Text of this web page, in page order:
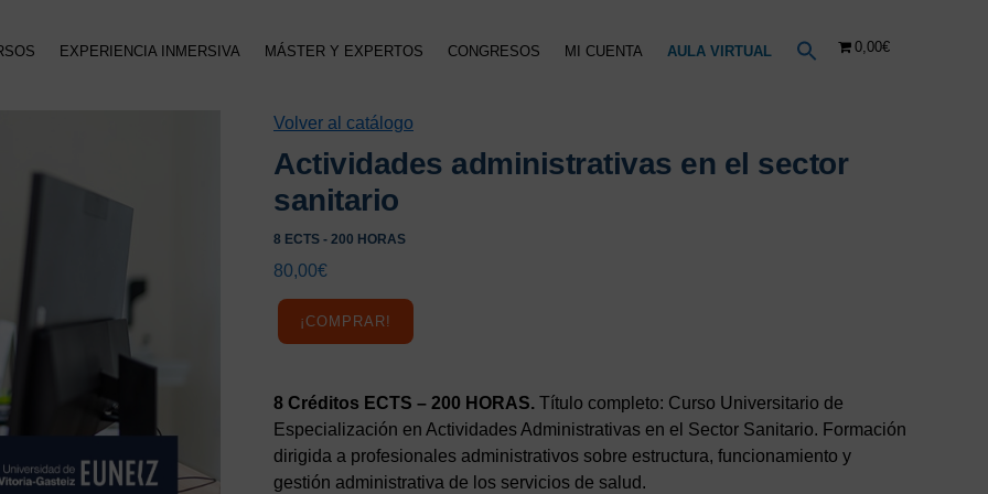
EXPERIENCIA INMERSIVA MÁSTER Y EXPERTOS CONGRESOS MI CUENTA AULA VIRTUAL 0,00€
Volver al catálogo
Actividades administrativas en el sector
sanitario
8 ECTS - 200 HORAS
80,00€
¡COMPRAR!
8 Créditos ECTS – 200 HORAS. Título completo: Curso Universitario de
Especialización en Actividades Administrativas en el Sector Sanitario. Formación
dirigida a profesionales administrativos sobre estructura, funcionamiento y
gestión administrativa de los servicios de salud.